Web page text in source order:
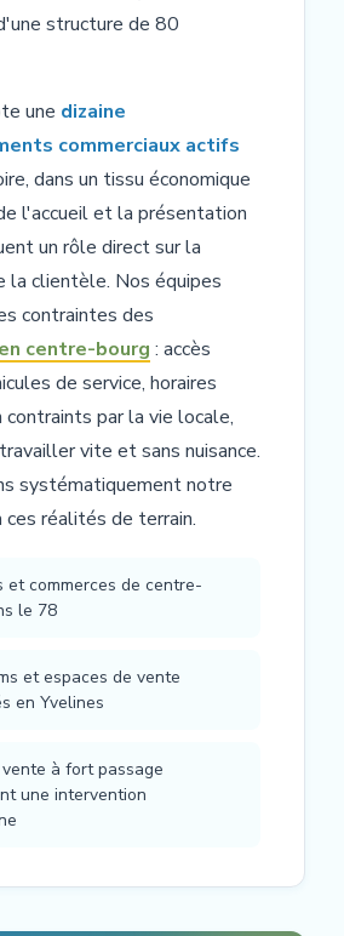
structure de 80
une dizaine
commerciaux actifs
dans un tissu économique
l'accueil et la présentation
un rôle direct sur la
la clientèle. Nos équipes
contraintes des
centre-bourg : accès
de service, horaires
par la vie locale,
vite et sans nuisance.
systématiquement notre
ces réalités de terrain.
et commerces de centre-
le 78
et espaces de vente
en Yvelines
à fort passage
une intervention